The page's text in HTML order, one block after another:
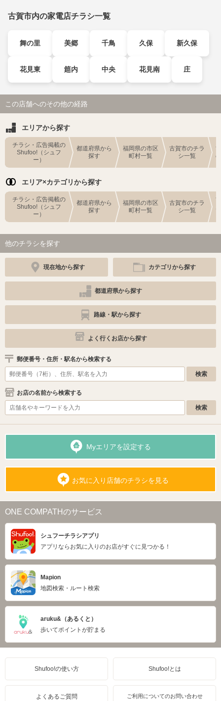
古賀市内の家電店チラシ一覧
舞の里 美郷 千鳥 久保 新久保
花見東 筵内 中央 花見南 庄
この店舗へのその他の経路
エリアから探す
チラシ・広告掲載の
Shufoo!（シュフ
ー）
都道府県から
探す
福岡県の市区
町村一覧
古賀市のチラ
シ一覧
エリア×カテゴリから探す
チラシ・広告掲載の
Shufoo!（シュフ
ー）
都道府県から
探す
福岡県の市区
町村一覧
古賀市のチラ
シ一覧
他のチラシを探す
現在地から探す カテゴリから探す
都道府県から探す
路線・駅から探す
よく行くお店から探す
郵便番号・住所・駅名から検索する
お店の名前から検索する
Myエリアを設定する
お気に入り店舗のチラシを見る
ONE COMPATHのサービス
シュフーチラシアプリ
アプリならお気に入りのお店がすぐに見つかる！
Mapion
地図検索・ルート検索
aruku&（あるくと）
歩いてポイントが貯まる
Shufoo!の使い方 Shufoo!とは
よくあるご質問 ご利用についてのお問い合わせ